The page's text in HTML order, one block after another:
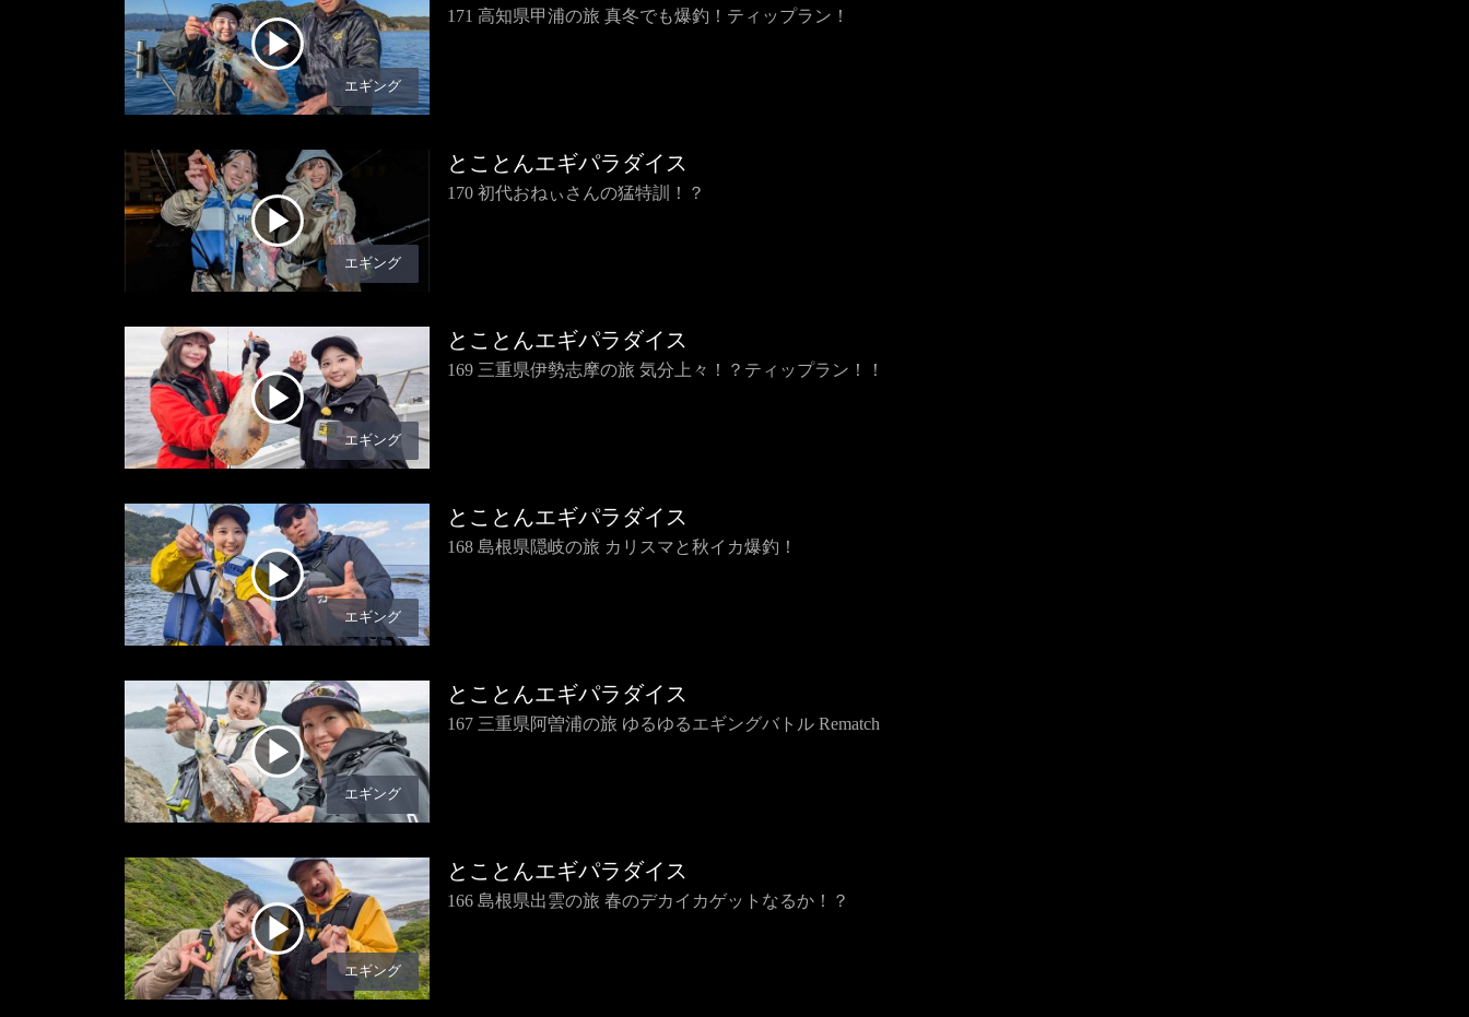
エギング
171 高知県甲浦の旅 真冬でも爆釣！ティップラン！
エギング
とことんエギパラダイス
170 初代おねぃさんの猛特訓！？
エギング
とことんエギパラダイス
169 三重県伊勢志摩の旅 気分上々！？ティップラン！！
エギング
とことんエギパラダイス
168 島根県隠岐の旅 カリスマと秋イカ爆釣！
エギング
とことんエギパラダイス
167 三重県阿曽浦の旅 ゆるゆるエギングバトル Rematch
エギング
とことんエギパラダイス
166 島根県出雲の旅 春のデカイカゲットなるか！？